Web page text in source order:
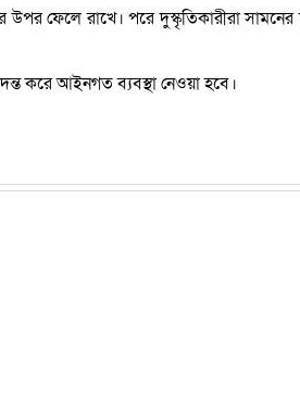
উপর ফেলে রাখে। পরে দুস্কৃতিকারীরা
করে আইনগত ব্যবস্থা নেওয়া হবে।